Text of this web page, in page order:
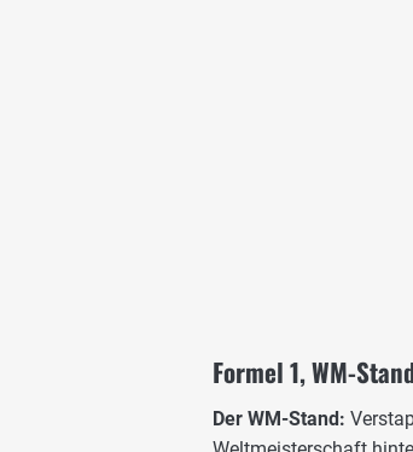
Formel 1, WM-
Der WM-Stand: